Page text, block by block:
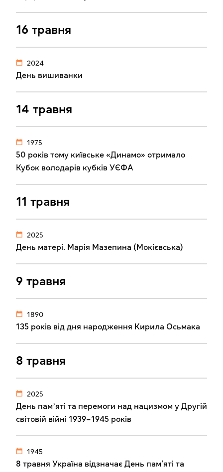
16 травня
2024
День вишиванки
14 травня
1975
50 років тому київське «Динамо» отримало
Кубок володарів кубків УЄФА
11 травня
2025
День матері. Марія Мазепина (Мокієвська)
9 травня
1890
135 років від дня народження Кирила Осьмака
8 травня
2025
День памʼяті та перемоги над нацизмом у Другій
світовій війні 1939–1945 років
1945
8 травня Україна відзначає День пам’яті та